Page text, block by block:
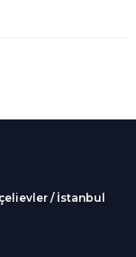
/ İstanbul